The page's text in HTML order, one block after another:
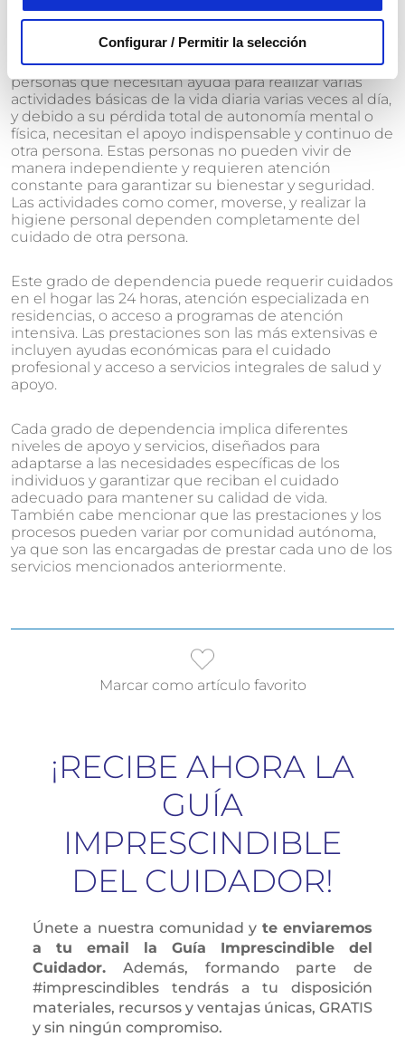
Configurar / Permitir la selección
Grado 3: Gran dependencia
Elgrado III de gran dependenciaestá reservado para
personas que necesitan ayuda para realizar varias
actividades básicas de la vida diaria varias veces al día,
y debido a su pérdida total de autonomía mental o
física, necesitan el apoyo indispensable y continuo de
otra persona. Estas personas no pueden vivir de
manera independiente y requieren atención
constante para garantizar su bienestar y seguridad.
Las actividades como comer, moverse, y realizar la
higiene personal dependen completamente del
cuidado de otra persona.
Este grado de dependencia puede requerir cuidados
en el hogar las 24 horas, atención especializada en
residencias, o acceso a programas de atención
intensiva. Las prestaciones son las más extensivas e
incluyen ayudas económicas para el cuidado
profesional y acceso a servicios integrales de salud y
apoyo.
Cada grado de dependencia implica diferentes
niveles de apoyo y servicios, diseñados para
adaptarse a las necesidades específicas de los
individuos y garantizar que reciban el cuidado
adecuado para mantener su calidad de vida.
También cabe mencionar que las prestaciones y los
procesos pueden variar por comunidad autónoma,
ya que son las encargadas de prestar cada uno de los
servicios mencionados anteriormente.
Marcar como artículo favorito
¡RECIBE AHORA LA
GUÍA
IMPRESCINDIBLE
DEL CUIDADOR!
Únete a nuestra comunidad y te enviaremos
a tu email la Guía Imprescindible del
Cuidador. Además, formando parte de
#imprescindibles tendrás a tu disposición
materiales, recursos y ventajas únicas, GRATIS
y sin ningún compromiso.